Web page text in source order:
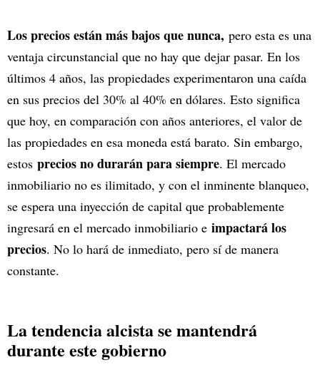
Los precios están más bajos que nunca, pero esta es una
ventaja circunstancial que no hay que dejar pasar. En los
últimos 4 años, las propiedades experimentaron una caída
en sus precios del 30% al 40% en dólares. Esto significa
que hoy, en comparación con años anteriores, el valor de
las propiedades en esa moneda está barato. Sin embargo,
estos precios no durarán para siempre. El mercado
inmobiliario no es ilimitado, y con el inminente blanqueo,
se espera una inyección de capital que probablemente
ingresará en el mercado inmobiliario e impactará los
precios. No lo hará de inmediato, pero sí de manera
constante.
La tendencia alcista se mantendrá
durante este gobierno